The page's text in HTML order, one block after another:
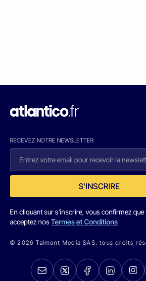
RECEVEZ NOTRE NEWSLETTER
S'INSCRIRE
En cliquant sur s'inscrire, vous confirmez que
acceptez nosTermes et Conditions
© 2026 Talmont Media SAS. tous droits